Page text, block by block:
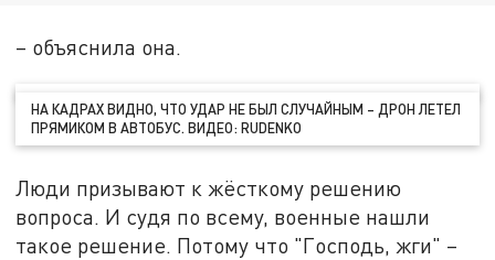
– объяснила она.
НА КАДРАХ ВИДНО, ЧТО УДАР НЕ БЫЛ СЛУЧАЙНЫМ – ДРОН ЛЕТЕЛ
ПРЯМИКОМ В АВТОБУС. ВИДЕО: RUDENKO
Люди призывают к жёсткому решению
вопроса. И судя по всему, военные нашли
такое решение. Потому что "Господь, жги" –